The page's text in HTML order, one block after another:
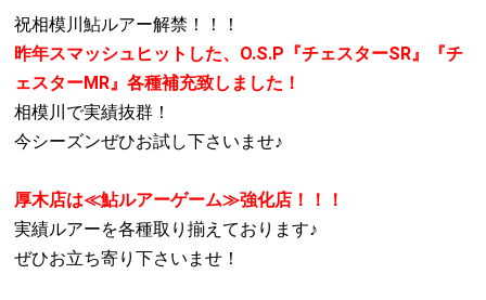
祝相模川鮎ルアー解禁！！！
昨年スマッシュヒットした、O.S.P『チェスターSR』『チ
ェスターMR』各種補充致しました！
相模川で実績抜群！
今シーズンぜひお試し下さいませ♪
厚木店は≪鮎ルアーゲーム≫強化店！！！
実績ルアーを各種取り揃えております♪
ぜひお立ち寄り下さいませ！